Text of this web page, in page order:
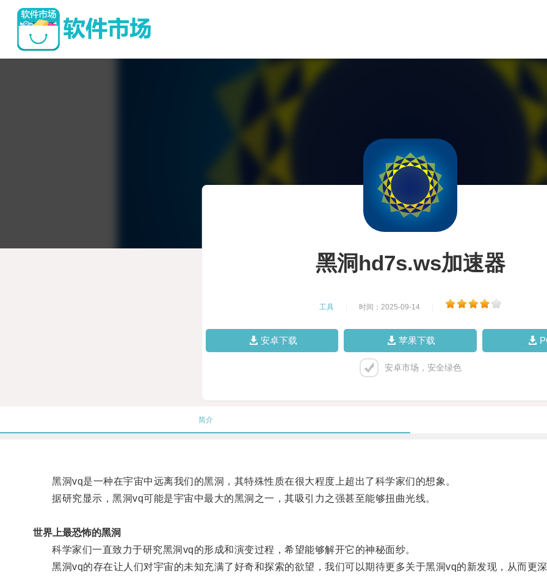
黑洞hd7s.ws加速器
工具 时间：2025-09-14
安卓下载 苹果下载
安卓市场，安全绿色
简介
黑洞vq是一种在宇宙中远离我们的黑洞，其特殊性质在很大程度上超出了科学家们的想象。
据研究显示，黑洞vq可能是宇宙中最大的黑洞之一，其吸引力之强甚至能够扭曲光线。
世界上最恐怖的黑洞
科学家们一直致力于研究黑洞vq的形成和演变过程，希望能够解开它的神秘面纱。
黑洞vq的存在让人们对宇宙的未知充满了好奇和探索的欲望，我们可以期待更多关于黑洞vq的新发现，从而更深